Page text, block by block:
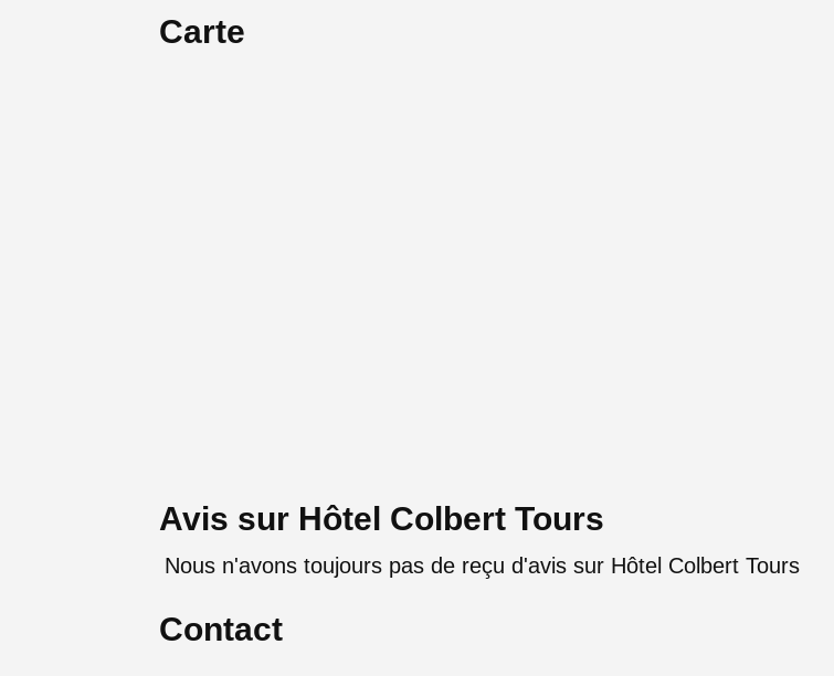
Carte
Avis sur Hôtel Colbert Tours
Nous n'avons toujours pas de reçu d'avis sur Hôtel Colbert Tours
Contact